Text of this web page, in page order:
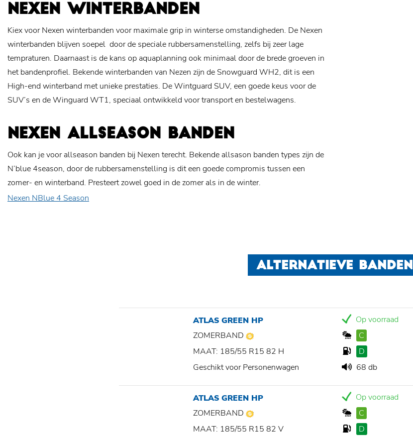
NEXEN WINTERBANDEN
Kiex voor Nexen winterbanden voor maximale grip in winterse omstandigheden. De Nexen
winterbanden blijven soepel door de speciale rubbersamenstelling, zelfs bij zeer lage
tempraturen. Daarnaast is de kans op aquaplanning ook minimaal door de brede groeven in
het bandenprofiel. Bekende winterbanden van Nezen zijn de Snowguard WH2, dit is een
High-end winterband met unieke prestaties. De Wintguard SUV, een goede keus voor de
SUV’s en de Winguard WT1, speciaal ontwikkeld voor transport en bestelwagens.
NEXEN ALLSEASON BANDEN
Ook kan je voor allseason banden bij Nexen terecht. Bekende allsason banden types zijn de
N’blue 4season, door de rubbersamenstelling is dit een goede compromis tussen een
zomer- en winterband. Presteert zowel goed in de zomer als in de winter.
Nexen NBlue 4 Season
ALTERNATIEVE BANDEN
ATLAS GREEN HP
ZOMERBAND
MAAT: 185/55 R15 82 H
Geschikt voor Personenwagen
Op voorraad
C
D
68 db
ATLAS GREEN HP
ZOMERBAND
MAAT: 185/55 R15 82 V
Op voorraad
C
D